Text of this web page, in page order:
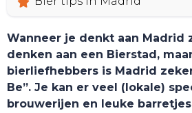
Wanneer je denkt aan Madrid
denken aan een Bierstad,
bierliefhebbers is Madrid
Be”. Je kan er veel (lokale)
brouwerijen en leuke